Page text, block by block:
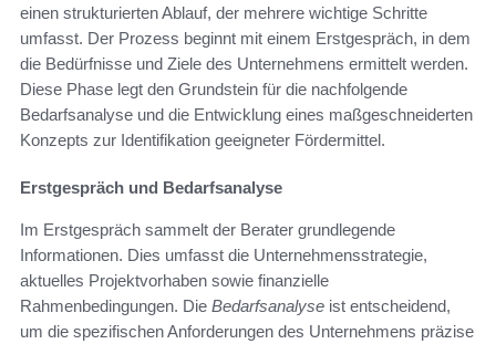
einen strukturierten Ablauf, der mehrere wichtige Schritte
umfasst. Der Prozess beginnt mit einem Erstgespräch, in dem
die Bedürfnisse und Ziele des Unternehmens ermittelt werden.
Diese Phase legt den Grundstein für die nachfolgende
Bedarfsanalyse und die Entwicklung eines maßgeschneiderten
Konzepts zur Identifikation geeigneter Fördermittel.
Erstgespräch und Bedarfsanalyse
Im Erstgespräch sammelt der Berater grundlegende
Informationen. Dies umfasst die Unternehmensstrategie,
aktuelles Projektvorhaben sowie finanzielle
Rahmenbedingungen. Die Bedarfsanalyse ist entscheidend,
um die spezifischen Anforderungen des Unternehmens präzise